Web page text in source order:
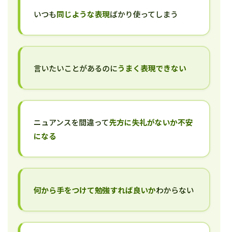
いつも同じような表現ばかり使ってしまう
言いたいことがあるのにうまく表現できない
ニュアンスを間違って先方に失礼がないか不安
になる
何から手をつけて勉強すれば良いかわからない